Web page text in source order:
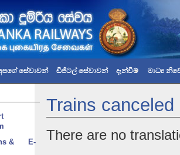
සේවාවන් ඩිජිටල් සේවාවන් දැන්වීම් මාධ්‍ය
Trains
There are no
& E-